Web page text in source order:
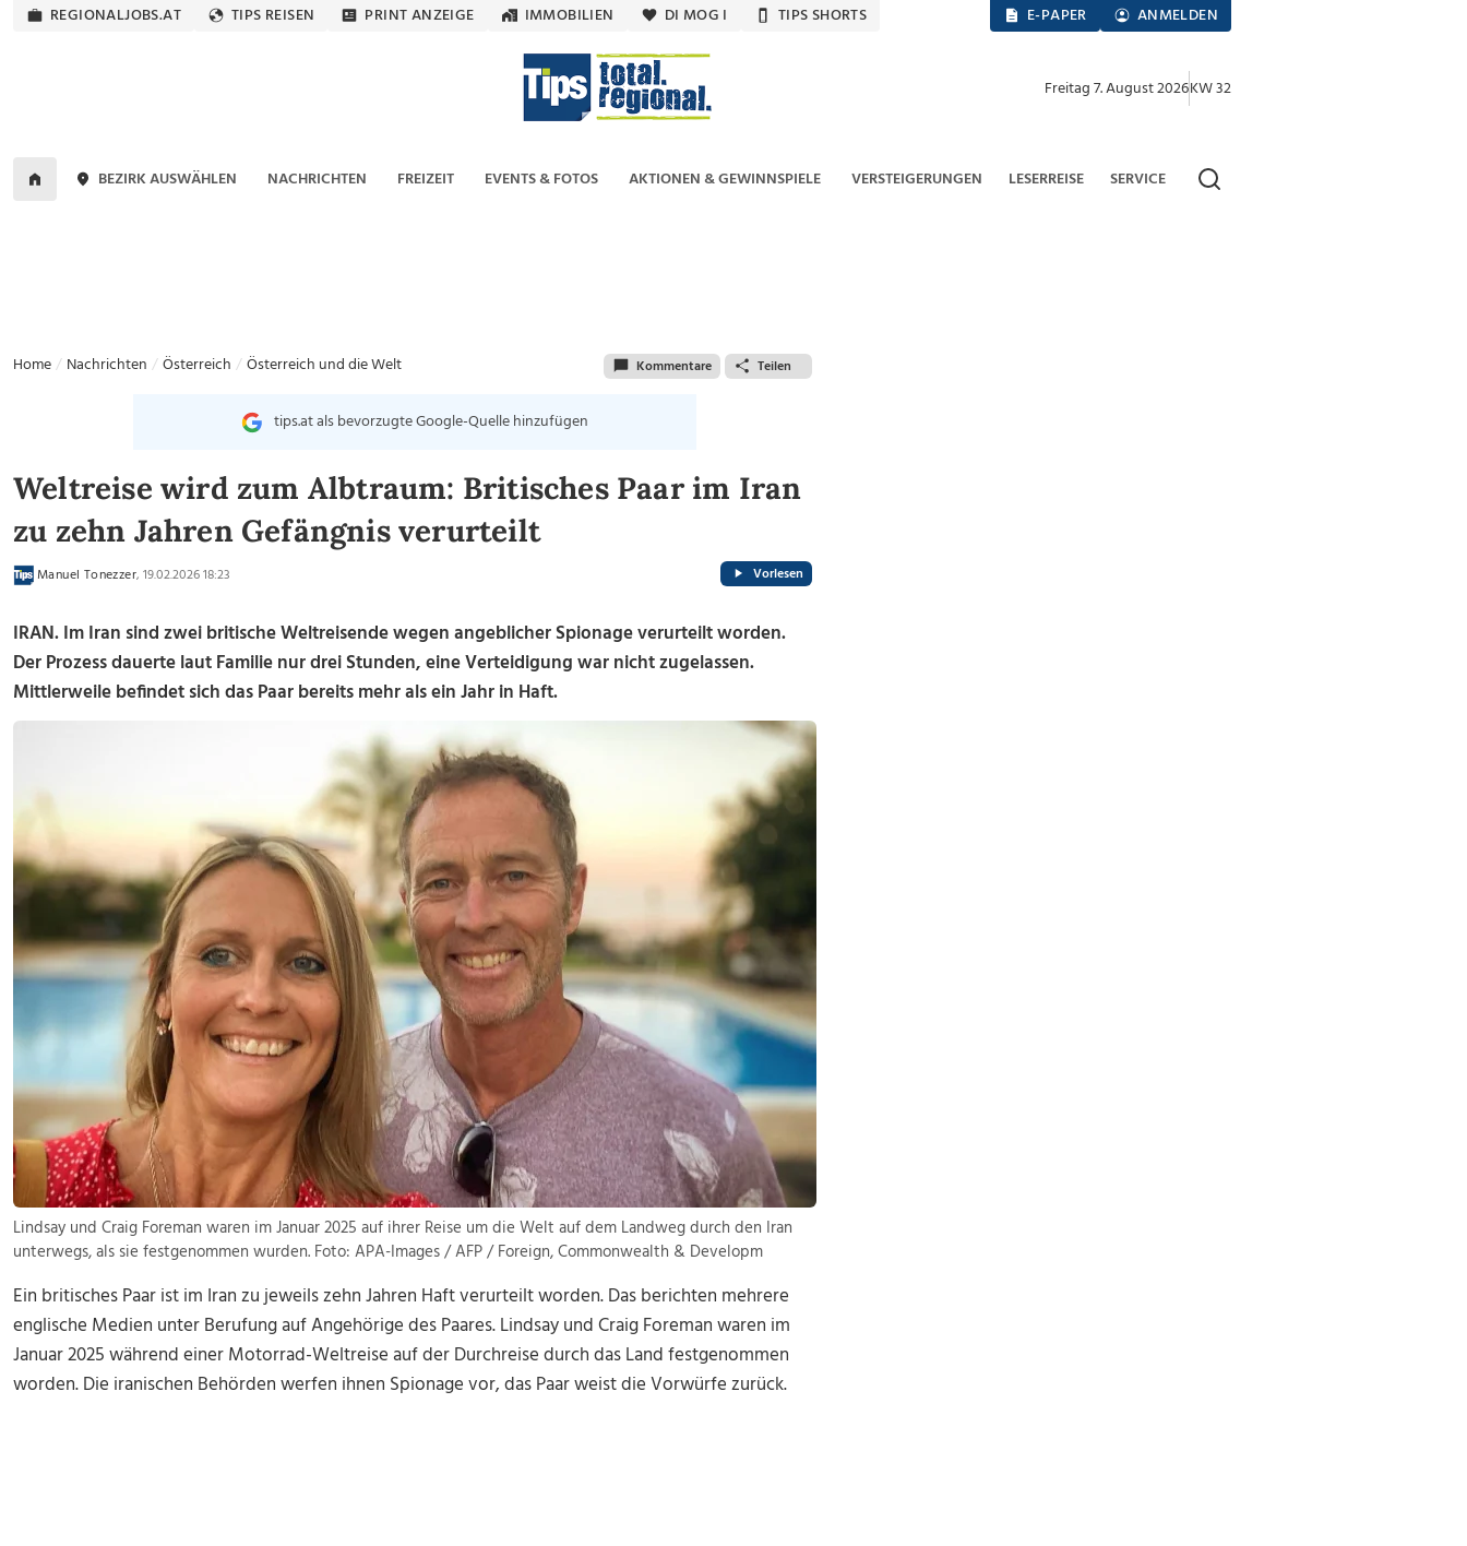
REGIONALJOBS.AT TIPS REISEN PRINT ANZEIGE IMMOBILIEN DI MOG I TIPS SHORTS E-PAPER ANMELDEN
Freitag 7. August 2026KW 32
BEZIRK AUSWÄHLEN NACHRICHTEN FREIZEIT EVENTS & FOTOS AKTIONEN & GEWINNSPIELE VERSTEIGERUNGEN LESERREISE SERVICE
Home Nachrichten Österreich Österreich und die Welt Kommentare Teilen
tips.at als bevorzugte Google-Quelle hinzufügen
Weltreise wird zum Albtraum: Britisches Paar im Iran
zu zehn Jahren Gefängnis verurteilt
Manuel Tonezzer, 19.02.2026 18:23 Vorlesen
IRAN. Im Iran sind zwei britische Weltreisende wegen angeblicher Spionage verurteilt worden.
Der Prozess dauerte laut Familie nur drei Stunden, eine Verteidigung war nicht zugelassen.
Mittlerweile befindet sich das Paar bereits mehr als ein Jahr in Haft.
Lindsay und Craig Foreman waren im Januar 2025 auf ihrer Reise um die Welt auf dem Landweg durch den Iran
unterwegs, als sie festgenommen wurden. Foto: APA-Images / AFP / Foreign, Commonwealth & Developm
Ein britisches Paar ist im Iran zu jeweils zehn Jahren Haft verurteilt worden. Das berichten mehrere
englische Medien unter Berufung auf Angehörige des Paares. Lindsay und Craig Foreman waren im
Januar 2025 während einer Motorrad-Weltreise auf der Durchreise durch das Land festgenommen
worden. Die iranischen Behörden werfen ihnen Spionage vor, das Paar weist die Vorwürfe zurück.